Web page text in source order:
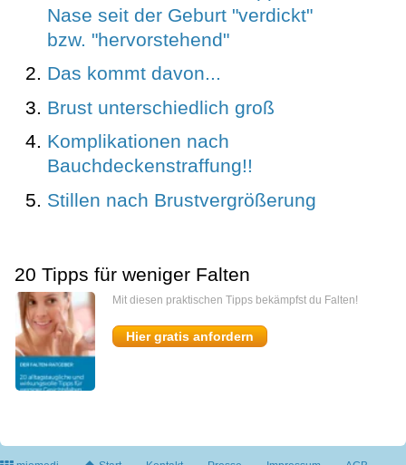
Nase seit der Geburt "verdickt"
bzw. "hervorstehend"
Das kommt davon...
Brust unterschiedlich groß
Komplikationen nach
Bauchdeckenstraffung!!
Stillen nach Brustvergrößerung
20 Tipps für weniger Falten
Mit diesen praktischen Tipps bekämpfst du Falten!
Hier gratis anfordern